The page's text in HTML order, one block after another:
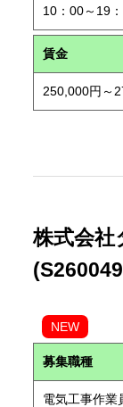
10：00～19
賃金
250,000円～
株式会
NEW
募集職種
電気工事作業